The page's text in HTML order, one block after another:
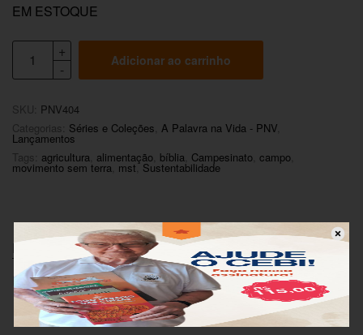
EM ESTOQUE
Adicionar ao carrinho
SKU: PNV404
Categorias: Séries e Coleções A Palavra na Vida - PNV
Lançamentos
Tags: agricultura alimentação bíblia Campesinato campo
movimento sem terra mst, Sustentabilidade
Descrição
Informação adicional